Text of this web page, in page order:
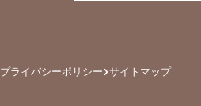
プライバシーポリシー サイトマップ